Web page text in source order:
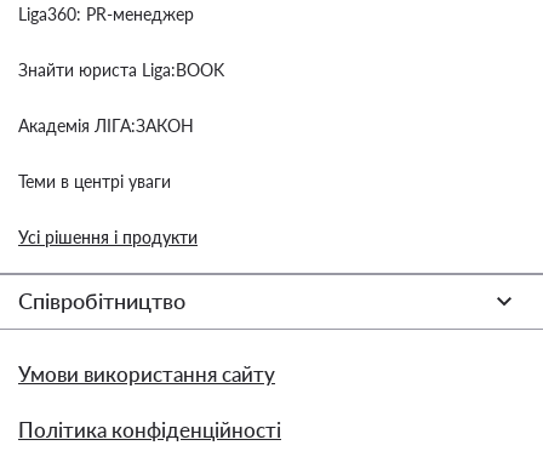
Liga360: PR-менеджер
Знайти юриста Liga:BOOK
Академія ЛІГА:ЗАКОН
Теми в центрі уваги
Усі рішення і продукти
Співробітництво
Умови використання сайту
Політика конфіденційності